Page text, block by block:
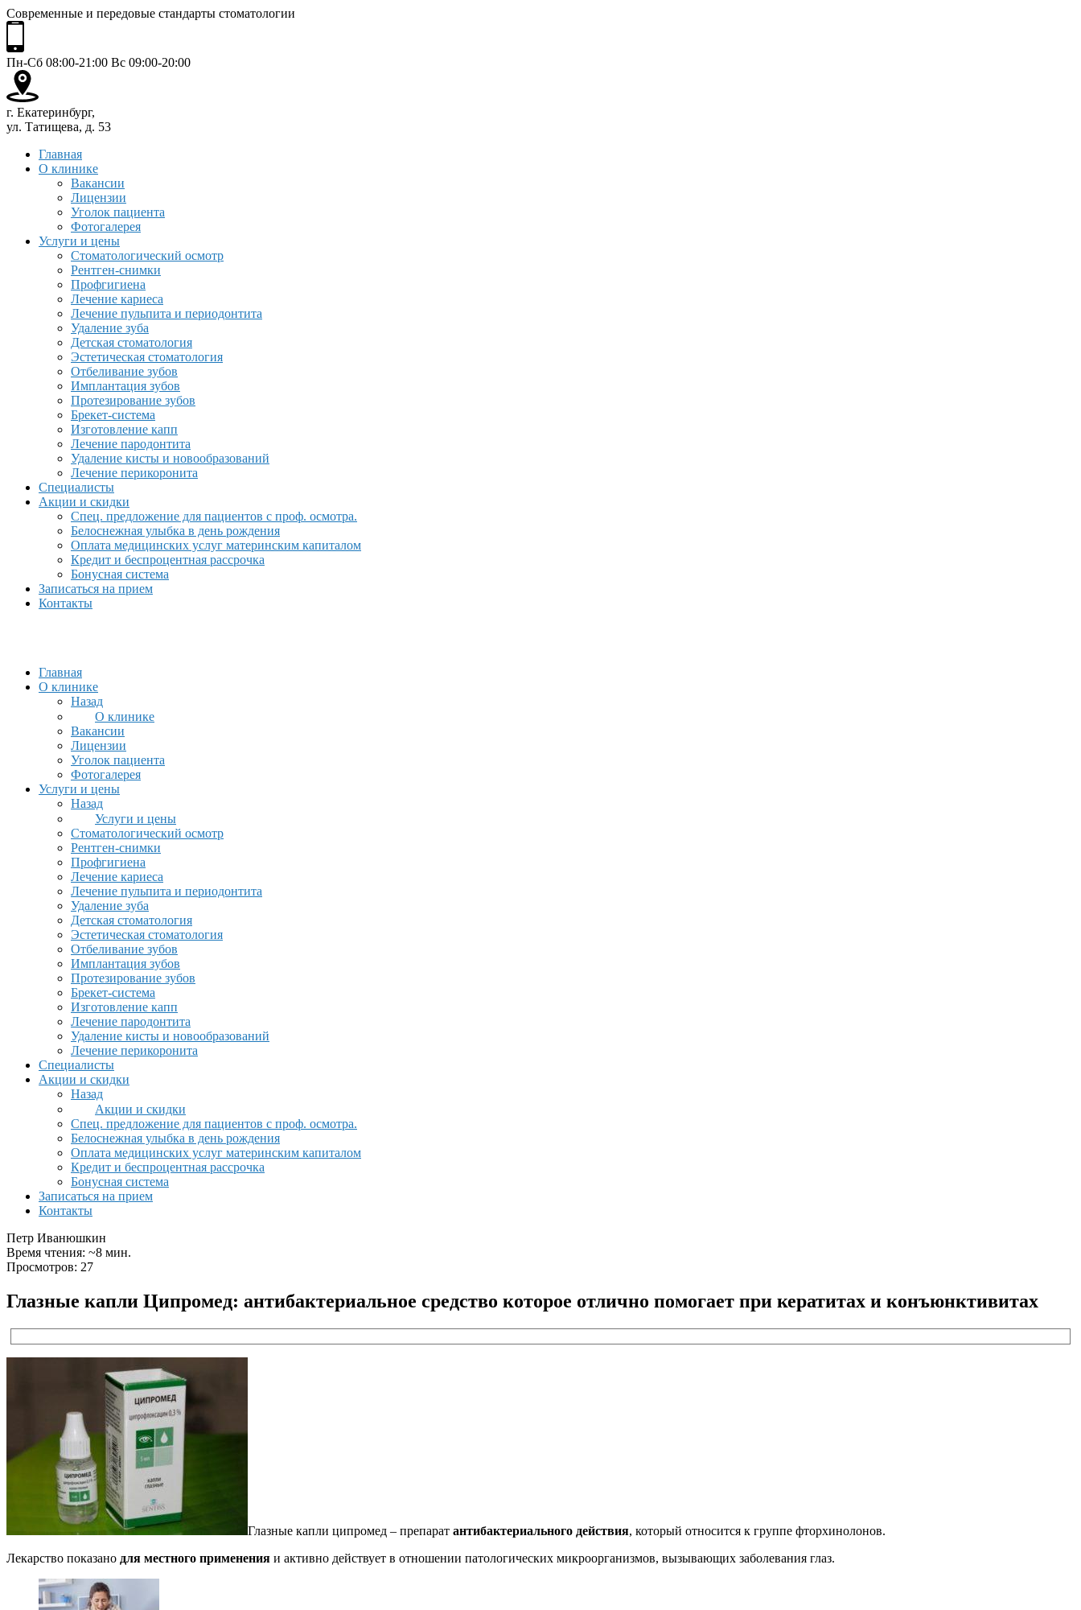
Современные и передовые стандарты стоматологии
Пн-Сб 08:00-21:00 Вс 09:00-20:00
г. Екатеринбург,
ул. Татищева, д. 53
Главная
О клинике
Вакансии
Лицензии
Уголок пациента
Фотогалерея
Услуги и цены
Стоматологический осмотр
Рентген-снимки
Профгигиена
Лечение кариеса
Лечение пульпита и периодонтита
Удаление зуба
Детская стоматология
Эстетическая стоматология
Отбеливание зубов
Имплантация зубов
Протезирование зубов
Брекет-система
Изготовление капп
Лечение пародонтита
Удаление кисты и новообразований
Лечение перикоронита
Специалисты
Акции и скидки
Спец. предложение для пациентов с проф. осмотра.
Белоснежная улыбка в день рождения
Оплата медицинских услуг материнским капиталом
Кредит и беспроцентная рассрочка
Бонусная система
Записаться на прием
Контакты
Главная
О клинике
Назад
О клинике
Вакансии
Лицензии
Уголок пациента
Фотогалерея
Услуги и цены
Назад
Услуги и цены
Стоматологический осмотр
Рентген-снимки
Профгигиена
Лечение кариеса
Лечение пульпита и периодонтита
Удаление зуба
Детская стоматология
Эстетическая стоматология
Отбеливание зубов
Имплантация зубов
Протезирование зубов
Брекет-система
Изготовление капп
Лечение пародонтита
Удаление кисты и новообразований
Лечение перикоронита
Специалисты
Акции и скидки
Назад
Акции и скидки
Спец. предложение для пациентов с проф. осмотра.
Белоснежная улыбка в день рождения
Оплата медицинских услуг материнским капиталом
Кредит и беспроцентная рассрочка
Бонусная система
Записаться на прием
Контакты
Петр Иванюшкин
Время чтения: ~8 мин.
Просмотров: 27
Глазные капли Ципромед: антибактериальное средство которое отлично помогает при кератитах и конъюнктивитах
Глазные капли ципромед – препарат антибактериального действия, который относится к группе фторхинолонов.
Лекарство показано для местного применения и активно действует в отношении патологических микроорганизмов, вызывающих заболевания глаз.